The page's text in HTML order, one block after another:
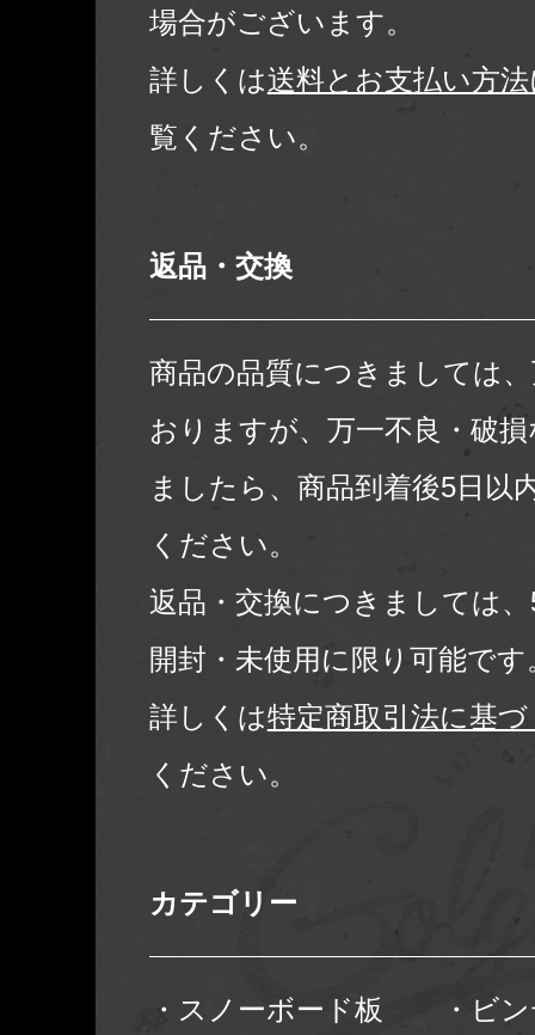
場合がございます。
詳しくは送料とお支払い方
覧ください。
返品・交換
商品の品質につきましては
おりますが、万一不良・破
ましたら、商品到着後5日以
ください。
返品・交換につきましては
開封・未使用に限り可能です
詳しくは特定商取引法に基
ください。
カテゴリー
・スノーボード板
・ビ